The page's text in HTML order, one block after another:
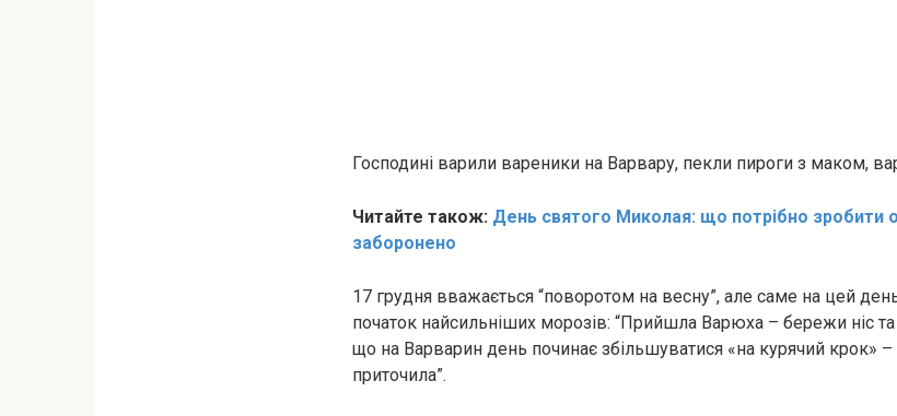
Господині варили вареники на Варвару, пекли пироги з маком,
Читайте також: День святого Миколая: що потрібно зробити
заборонено
17 грудня вважається “поворотом на весну”, але саме на цей
початок найсильніших морозів: “Прийшла Варюха – бережи ніс та
що на Варварин день починає збільшуватися «на курячий крок» –
приточила”.